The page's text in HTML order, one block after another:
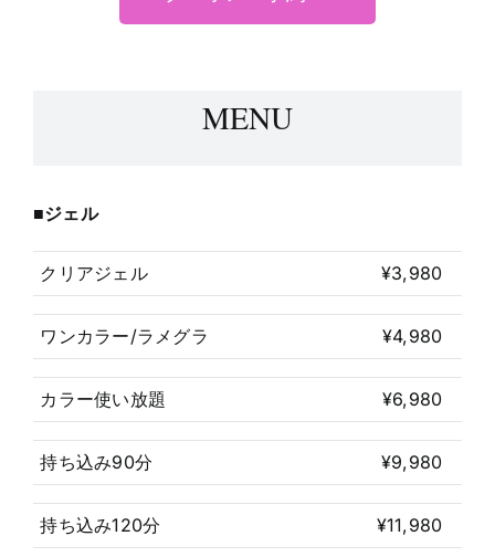
MENU
■ジェル
クリアジェル ¥3,980
ワンカラー/ラメグラ ¥4,980
カラー使い放題 ¥6,980
持ち込み90分 ¥9,980
持ち込み120分 ¥11,980